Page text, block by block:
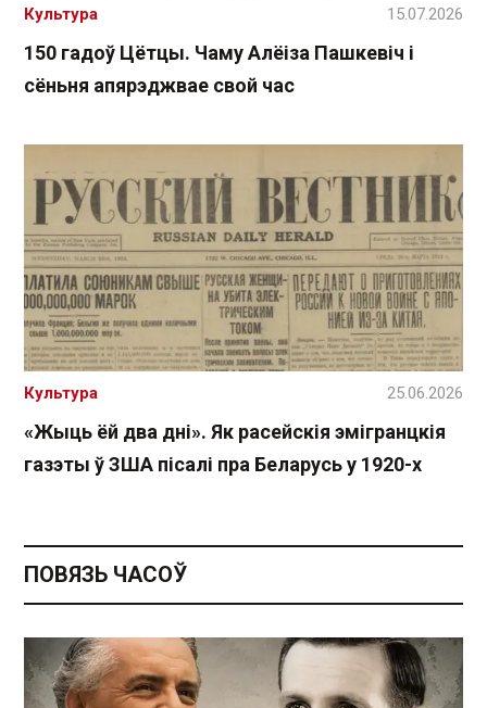
150 гадоў Цётцы. Чаму Алёіза Пашкевіч і
сёньня апярэджвае свой час
Культура 15.07.2026
«Жыць ёй два дні». Як расейскія эмігранцкія
газэты ў ЗША пісалі пра Беларусь у 1920-х
Культура 25.06.2026
ПОВЯЗЬ ЧАСОЎ